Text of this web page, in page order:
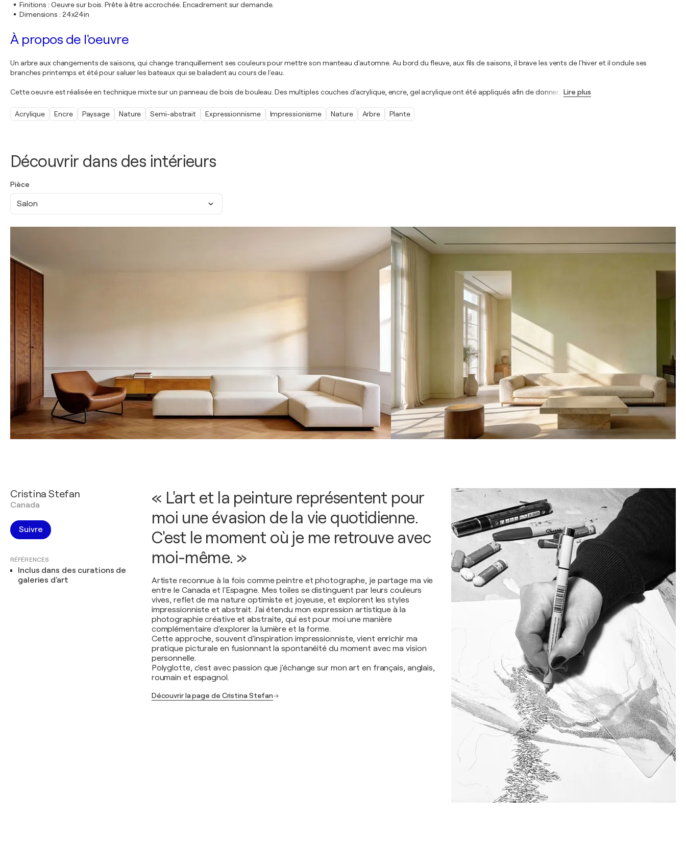
Découvrir dans des intérieurs
Pièce
Salon
Finitions : Oeuvre sur bois. Prête à être accrochée. Encadrement sur demande.
Dimensions : 24x24in
À propos de l'oeuvre
Un arbre aux changements de saisons, qui change tranquillement ses couleurs pour mettre son manteau d'automne. Au bord du fleuve, aux fils de saisons, il brave les vents de l'hiver et il ondule ses
branches printemps et été pour saluer les bateaux qui se baladent au cours de l'eau.
Cette oeuvre est réalisée en technique mixte sur un panneau de bois de bouleau. Des multiples couches d'acrylique, encre, gel acrylique ont été appliqués afin de donner… Lire plus
Acrylique Encre Paysage Nature Semi-abstrait Expressionnisme Impressionisme Nature Arbre Plante
Cristina Stefan
Canada
Suivre
RÉFÉRENCES
Inclus dans des curations de
galeries d'art
« L'art et la peinture représentent pour
moi une évasion de la vie quotidienne.
C'est le moment où je me retrouve avec
moi-même. »
Artiste reconnue à la fois comme peintre et photographe, je partage ma vie
entre le Canada et l'Espagne. Mes toiles se distinguent par leurs couleurs
vives, reflet de ma nature optimiste et joyeuse, et explorent les styles
impressionniste et abstrait. J'ai étendu mon expression artistique à la
photographie créative et abstraite, qui est pour moi une manière
complémentaire d'explorer la lumière et la forme.
Cette approche, souvent d'inspiration impressionniste, vient enrichir ma
pratique picturale en fusionnant la spontanéité du moment avec ma vision
personnelle.
Polyglotte, c'est avec passion que j'échange sur mon art en français, anglais,
roumain et espagnol.
Découvrir la page de Cristina Stefan